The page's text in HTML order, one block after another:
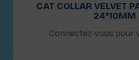
CAT COLLAR VELVET
24*10MM
Connectez-vous pour